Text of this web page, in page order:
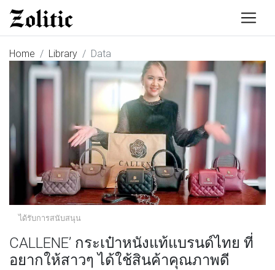
Home Library Data
ได้รับการสนับสนุน
CALLENE’ กระเป๋าหนังแท้แบรนด์ไทย ที่
อยากให้สาวๆ ได้ใช้สินค้าคุณภาพดี